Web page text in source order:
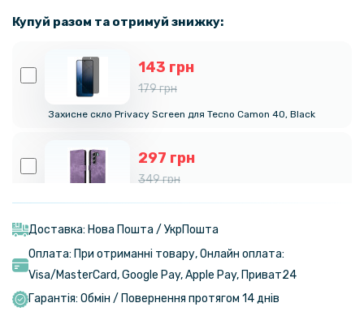
Купуй разом та отримуй знижку:
143 грн
179 грн
Захисне скло Privacy Screen для Tecno Camon 40, Black
297 грн
349 грн
Чохол - книжка Velvet Leather Case для Tecno Camon 40​ з
239 грн
299 грн
Чохол Ricco Camera Sliding для Tecno Camon 40 із захисною
Доставка: Нова Пошта / УкрПошта
Оплата: При отриманні товару, Онлайн оплата:
Visa/MasterСard, Google Pay, Apple Pay, Приват24
Гарантія: Обмін / Повернення протягом 14 днів